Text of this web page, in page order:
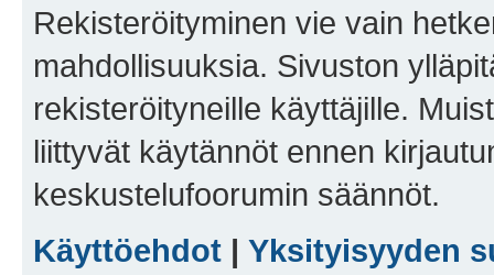
Rekisteröityminen vie vain
mahdollisuuksia. Sivuston
rekisteröityneille käyttäjille.
liittyvät käytännöt ennen
keskustelufoorumin säännöt.
Käyttöehdot | Yksityisyyden